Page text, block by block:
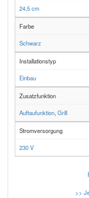
24,5 cm
Farbe
Schwarz
Installationstyp
Einbau
Zusatzfunktion
Auftaufunktion, Grill
Stromversorgung
230 V
>>